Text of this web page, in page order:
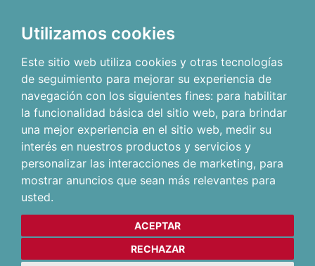
Utilizamos cookies
Este sitio web utiliza cookies y otras tecnologías
de seguimiento para mejorar su experiencia de
navegación con los siguientes fines: para habilitar
la funcionalidad básica del sitio web, para brindar
una mejor experiencia en el sitio web, medir su
interés en nuestros productos y servicios y
personalizar las interacciones de marketing, para
mostrar anuncios que sean más relevantes para
usted.
ACEPTAR
RECHAZAR